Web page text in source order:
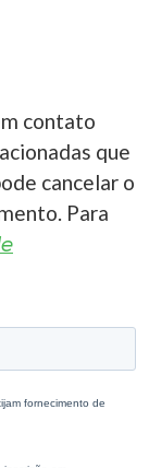
contato
que
cancelar o
Para